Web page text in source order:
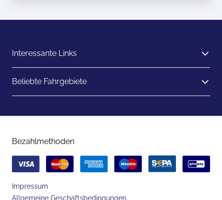
Interessante Links
Beliebte Fahrgebiete
Bezahlmethoden
Impressum
Allgemeine Geschäftsbedingungen